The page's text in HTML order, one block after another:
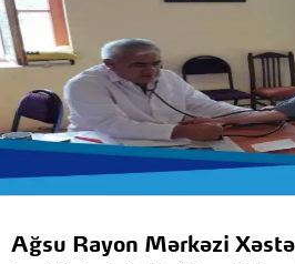
Ağsu Rayon Mərkəzi